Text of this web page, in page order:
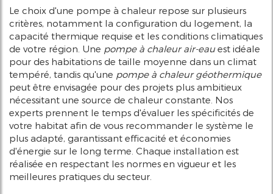
Le choix d'une pompe à chaleur repose sur plusieurs
critères, notamment la configuration du logement, la
capacité thermique requise et les conditions climatiques
de votre région. Une pompe à chaleur air-eauest idéale
pour des habitations de taille moyenne dans un climat
tempéré, tandis qu'une pompe à chaleur géothermique
peut être envisagée pour des projets plus ambitieux
nécessitant une source de chaleur constante. Nos
experts prennent le temps d'évaluer les spécificités de
votre habitat afin de vous recommander le système le
plus adapté, garantissant efficacité et économies
d'énergie sur le long terme. Chaque installation est
réalisée en respectant les normes en vigueur et les
meilleures pratiques du secteur.